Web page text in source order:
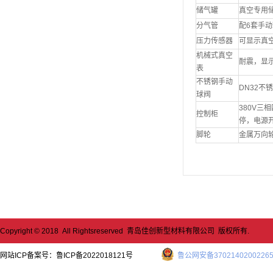
储气罐
真空专用
分气管
配6套手
压力传感器
可显示真
机械式真空
表
耐震，显
不锈钢手动
球阀
DN32不
控制柜
380V三相
停，电源
脚轮
金属万向
Copyright © 2018 All Rightsreserved 青岛佳创新型材料有限公司 版权所有.
鲁公网安备
网站ICP备案号： 鲁ICP备2022018121号